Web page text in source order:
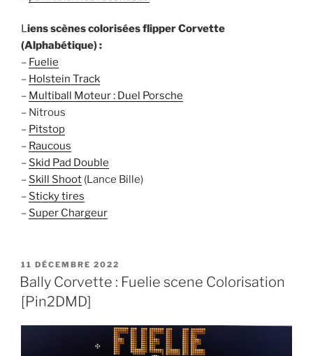
Liens scènes colorisées flipper Corvette
(Alphabétique) :
– Fuelie
– Holstein Track
– Multiball Moteur : Duel Porsche
– Nitrous
– Pitstop
– Raucous
– Skid Pad Double
– Skill Shoot (Lance Bille)
– Sticky tires
– Super Chargeur
PUBLIÉ
LE
11 DÉCEMBRE 2022
Bally Corvette : Fuelie scene Colorisation
[Pin2DMD]